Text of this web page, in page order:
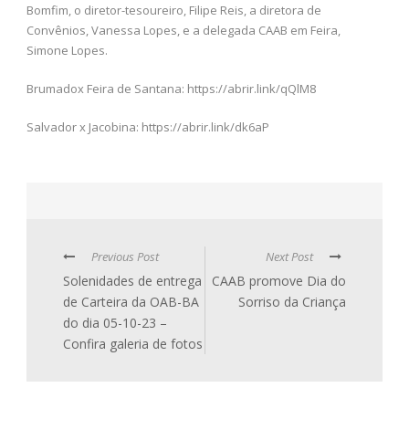
Bomfim, o diretor-tesoureiro, Filipe Reis, a diretora de
Convênios, Vanessa Lopes, e a delegada CAAB em Feira,
Simone Lopes.
Brumadox Feira de Santana: https://abrir.link/qQlM8
Salvador x Jacobina: https://abrir.link/dk6aP
Previous Post
Solenidades de entrega
de Carteira da OAB-BA
do dia 05-10-23 –
Confira galeria de fotos
Next Post
CAAB promove Dia do
Sorriso da Criança